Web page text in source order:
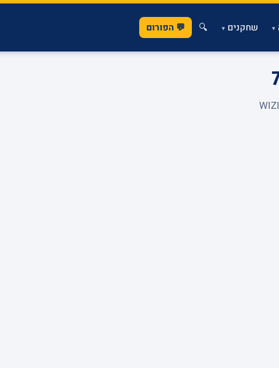
▾ שחקנים▾
🔍 💬 הפורום